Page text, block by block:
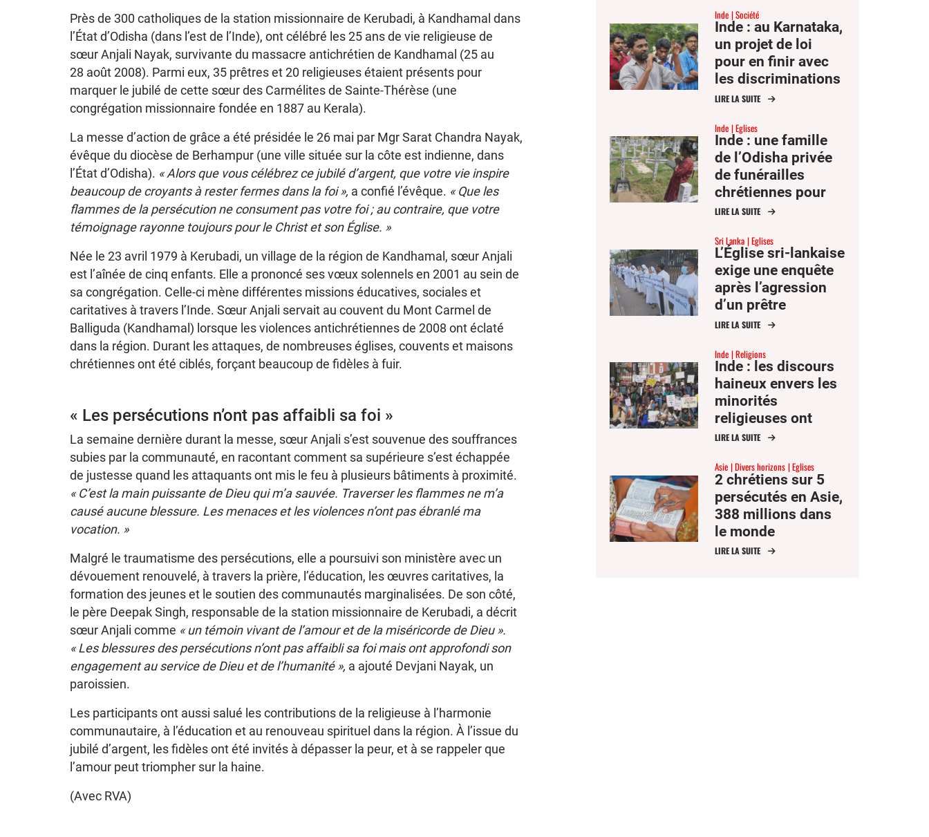
Près de 300 catholiques de la station missionnaire de Kerubadi, à Kandhamal dans
l’État d’Odisha (dans l’est de l’Inde), ont célébré les 25 ans de vie religieuse de
sœur Anjali Nayak, survivante du massacre antichrétien de Kandhamal (25 au
28 août 2008). Parmi eux, 35 prêtres et 20 religieuses étaient présents pour
marquer le jubilé de cette sœur des Carmélites de Sainte-Thérèse (une
congrégation missionnaire fondée en 1887 au Kerala).
La messe d’action de grâce a été présidée le 26 mai par Mgr Sarat Chandra Nayak,
évêque du diocèse de Berhampur (une ville située sur la côte est indienne, dans
l’État d’Odisha). « Alors que vous célébrez ce jubilé d’argent, que votre vie inspire
beaucoup de croyants à rester fermes dans la foi », a confié l’évêque. « Que les
flammes de la persécution ne consument pas votre foi ; au contraire, que votre
témoignage rayonne toujours pour le Christ et son Église. »
Née le 23 avril 1979 à Kerubadi, un village de la région de Kandhamal, sœur Anjali
est l’aînée de cinq enfants. Elle a prononcé ses vœux solennels en 2001 au sein de
sa congrégation. Celle-ci mène différentes missions éducatives, sociales et
caritatives à travers l’Inde. Sœur Anjali servait au couvent du Mont Carmel de
Balliguda (Kandhamal) lorsque les violences antichrétiennes de 2008 ont éclaté
dans la région. Durant les attaques, de nombreuses églises, couvents et maisons
chrétiennes ont été ciblés, forçant beaucoup de fidèles à fuir.
« Les persécutions n’ont pas affaibli sa foi »
La semaine dernière durant la messe, sœur Anjali s’est souvenue des souffrances
subies par la communauté, en racontant comment sa supérieure s’est échappée
de justesse quand les attaquants ont mis le feu à plusieurs bâtiments à proximité.
« C’est la main puissante de Dieu qui m’a sauvée. Traverser les flammes ne m’a
causé aucune blessure. Les menaces et les violences n’ont pas ébranlé ma
vocation. »
Malgré le traumatisme des persécutions, elle a poursuivi son ministère avec un
dévouement renouvelé, à travers la prière, l’éducation, les œuvres caritatives, la
formation des jeunes et le soutien des communautés marginalisées. De son côté,
le père Deepak Singh, responsable de la station missionnaire de Kerubadi, a décrit
sœur Anjali comme « un témoin vivant de l’amour et de la miséricorde de Dieu ».
« Les blessures des persécutions n’ont pas affaibli sa foi mais ont approfondi son
engagement au service de Dieu et de l’humanité », a ajouté Devjani Nayak, un
paroissien.
Les participants ont aussi salué les contributions de la religieuse à l’harmonie
communautaire, à l’éducation et au renouveau spirituel dans la région. À l’issue du
jubilé d’argent, les fidèles ont été invités à dépasser la peur, et à se rappeler que
l’amour peut triompher sur la haine.
(Avec RVA)
Inde Société
Inde : au Karnataka,
un projet de loi
pour en finir avec
les discriminations
de caste dans
supérieur
LIRE LA SUITE
Inde Eglises
Inde : une famille
de l’Odisha privée
de funérailles
chrétiennes pour
son fils de 13 ans
LIRE LA SUITE
Sri Lanka Eglises
L’Église sri-lankaise
exige une enquête
après l’agression
d’un prêtre
catholique
LIRE LA SUITE
Inde Religions
Inde : les discours
haineux envers les
minorités
religieuses ont
augmenté de 13 %
LIRE LA SUITE
Asie Divers horizons Eglises
2 chrétiens sur 5
persécutés en Asie,
388 millions dans
le monde
LIRE LA SUITE